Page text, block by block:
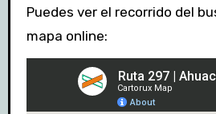
Puedes ver el recorrido del
mapa online: